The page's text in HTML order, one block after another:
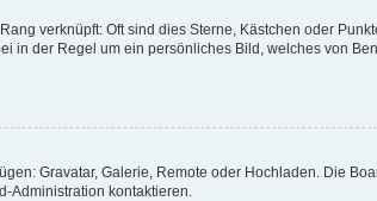
verknüpft: Oft sind dies Sterne, Kästchen oder
in der Regel um ein persönliches Bild, welches von
Gravatar, Galerie, Remote oder Hochladen. Die
Administration kontaktieren.